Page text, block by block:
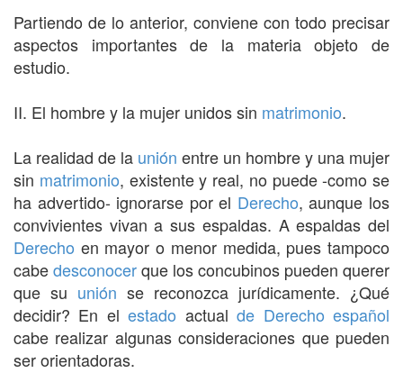
Partiendo de lo anterior, conviene con todo precisar
aspectos importantes de la materia objeto de
estudio.
II. El hombre y la mujer unidos sin matrimonio.
La realidad de la unión entre un hombre y una mujer
sin matrimonio, existente y real, no puede -como se
ha advertido- ignorarse por el Derecho, aunque los
convivientes vivan a sus espaldas. A espaldas del
Derecho en mayor o menor medida, pues tampoco
cabedesconocerque los concubinos pueden querer
que su unión se reconozca jurídicamente. ¿Qué
decidir? En elestado actualde Derecho español
cabe realizar algunas consideraciones que pueden
ser orientadoras.